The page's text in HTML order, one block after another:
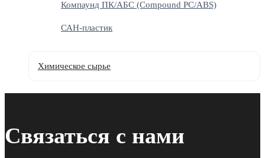
Компаунд ПК/АБС (Compound PC/ABS)
САН-пластик
Химическое сырье
Связаться с нами